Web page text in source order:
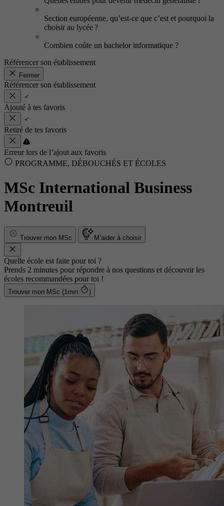
Section européenne, qu’est-ce que c’est et pourquoi la
choisir au lycée ?
Combien coûte un bachelor informatique ?
Référencer son établissement
Fermer
Référencer son établissement
Ajouté à tes favoris
Retiré de tes favoris
Erreur lors de l’ajout aux favoris
PROGRAMME, DÉBOUCHÉS ET ÉCOLES
MSc International Business
Montreuil
Trouver mon MSc M’aider à choisir
Quelle école est faite pour toi ?
Prends 2 minutes pour répondre à nos questions et découvrir les
écoles recommandées pour toi !
Trouver mon MSc (1min )